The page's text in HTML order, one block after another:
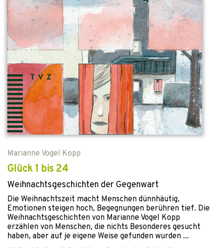
Marianne Vogel Kopp
Glück 1 bis 24
Weihnachtsgeschichten der Gegenwart
Die Weihnachtszeit macht Menschen dünnhäutig,
Emotionen steigen hoch, Begegnungen berühren tief. Die
Weihnachtsgeschichten von Marianne Vogel Kopp
erzählen von Menschen, die nichts Besonderes gesucht
haben, aber auf je eigene Weise gefunden wurden ...